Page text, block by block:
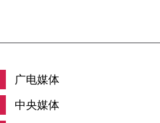
广电媒体
中央媒体